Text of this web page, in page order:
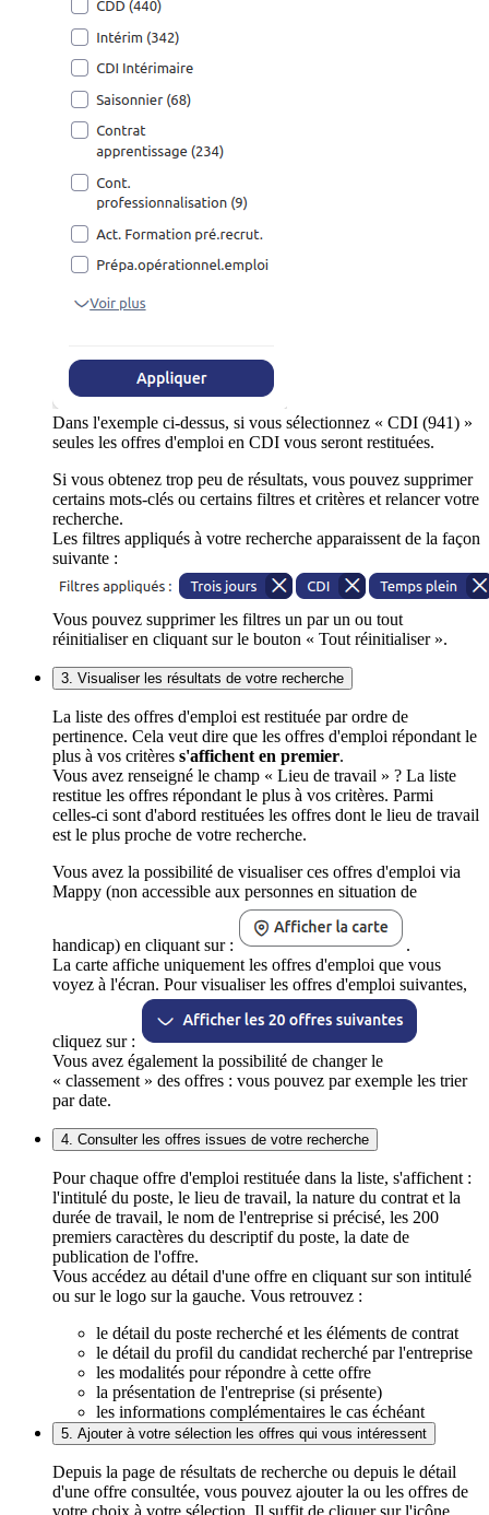
Dans l'exemple ci-dessus, si vous sélectionnez « CDI (941) »
seules les offres d'emploi en CDI vous seront restituées.
Si vous obtenez trop peu de résultats, vous pouvez supprimer
certains mots-clés ou certains filtres et critères et relancer votre
recherche.
Les filtres appliqués à votre recherche apparaissent de la façon
suivante :
Vous pouvez supprimer les filtres un par un ou tout
réinitialiser en cliquant sur le bouton « Tout réinitialiser ».
3. Visualiser les résultats de votre recherche
La liste des offres d'emploi est restituée par ordre de
pertinence. Cela veut dire que les offres d'emploi répondant le
plus à vos critères s'affichent en premier.
Vous avez renseigné le champ « Lieu de travail » ? La liste
restitue les offres répondant le plus à vos critères. Parmi
celles-ci sont d'abord restituées les offres dont le lieu de travail
est le plus proche de votre recherche.
Vous avez la possibilité de visualiser ces offres d'emploi via
Mappy (non accessible aux personnes en situation de
handicap) en cliquant sur :
.
La carte affiche uniquement les offres d'emploi que vous
voyez à l'écran. Pour visualiser les offres d'emploi suivantes,
cliquez sur :
Vous avez également la possibilité de changer le
« classement » des offres : vous pouvez par exemple les trier
par date.
4. Consulter les offres issues de votre recherche
Pour chaque offre d'emploi restituée dans la liste, s'affichent :
l'intitulé du poste, le lieu de travail, la nature du contrat et la
durée de travail, le nom de l'entreprise si précisé, les 200
premiers caractères du descriptif du poste, la date de
publication de l'offre.
Vous accédez au détail d'une offre en cliquant sur son intitulé
ou sur le logo sur la gauche. Vous retrouvez :
le détail du poste recherché et les éléments de contrat
le détail du profil du candidat recherché par l'entreprise
les modalités pour répondre à cette offre
la présentation de l'entreprise (si présente)
les informations complémentaires le cas échéant
5. Ajouter à votre sélection les offres qui vous intéressent
Depuis la page de résultats de recherche ou depuis le détail
d'une offre consultée, vous pouvez ajouter la ou les offres de
votre choix à votre sélection. Il suffit de cliquer sur l'icône